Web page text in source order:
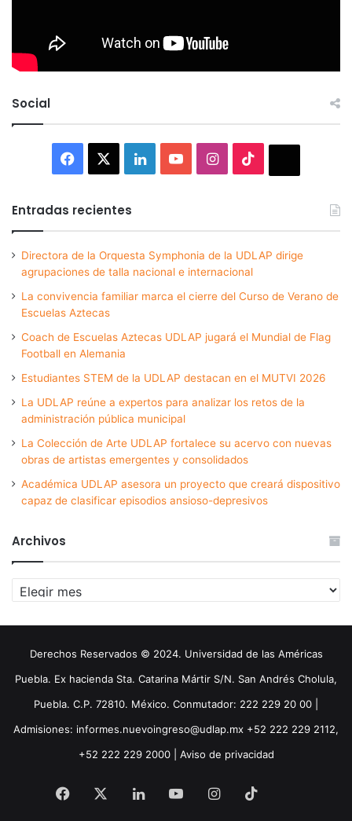
Social
Facebook LinkedInYouTubeInstagram
Entradas recientes
Directora de la Orquesta Symphonia de la UDLAP dirige
agrupaciones de talla nacional e internacional
La convivencia familiar marca el cierre del Curso de Verano de
Escuelas Aztecas
Coach de Escuelas Aztecas UDLAP jugará el Mundial de Flag
Football en Alemania
Estudiantes STEM de la UDLAP destacan en el MUTVI 2026
La UDLAP reúne a expertos para analizar los retos de la
administración pública municipal
La Colección de Arte UDLAP fortalece su acervo con nuevas
obras de artistas emergentes y consolidados
Académica UDLAP asesora un proyecto que creará dispositivo
capaz de clasificar episodios ansioso-depresivos
Archivos
Archivos
Derechos Reservados © 2024. Universidad de las Américas
Puebla. Ex hacienda Sta. Catarina Mártir S/N. San Andrés Cholula,
Puebla. C.P. 72810. México. Conmutador: 222 229 20 00 |
Admisiones: informes.nuevoingreso@udlap.mx +52 222 229 2112,
+52 222 229 2000 | Aviso de privacidad
Facebook LinkedInYouTubeInstagram